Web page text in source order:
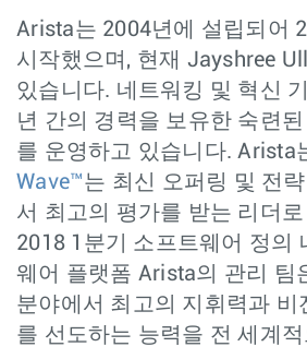
Arista는 2004년에 설립되어
시작했으며, 현재 Jayshree
있습니다. 네트워킹 및 혁신
년 간의 경력을 보유한 숙련
를 운영하고 있습니다. Arista
Wave™는 최신 오퍼링 및 전
서 최고의 평가를 받는 리더
2018 1분기 소프트웨어 정의
웨어 플랫폼 Arista의 관리 팀
분야에서 최고의 지휘력과 비
를 선도하는 능력을 전 세계